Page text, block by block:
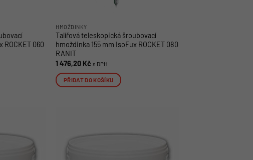
ROCKET 060
HMOŽDINKY
Talířová teleskopická šroubovací
hmoždinka 155 mm IsoFux ROCKET 080
RANIT
1 476,20 Kč s DPH
PŘIDAT DO KOŠÍKU